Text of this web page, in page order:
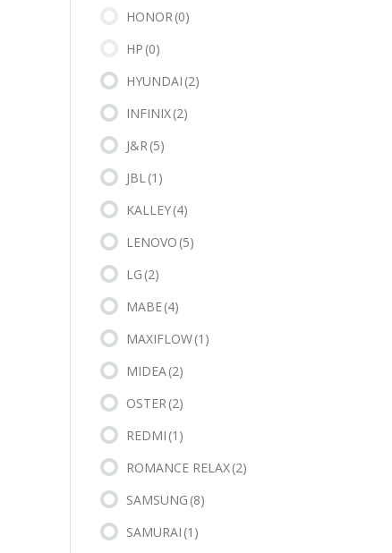
HONOR(0)
HP (0)
HYUNDAI (2)
INFINIX(2)
J&R(5)
JBL(1)
KALLEY(4)
LENOVO (5)
LG (2)
MABE(4)
MAXIFLOW(1)
MIDEA(2)
OSTER(2)
REDMI (1)
ROMANCE RELAX(2)
SAMSUNG (8)
SAMURAI (1)